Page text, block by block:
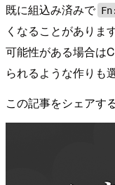
既に組込み済みで
くなることがありま
可能性がある場合は
られるような作りも
この記事をシェアす